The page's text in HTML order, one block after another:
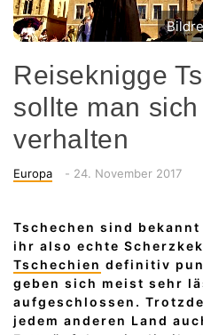
Reiseknigge
sollte man
verhalten
Categories
Europa - Posted
24. November 2017
Tschechen sind
ihr also echte
Tschechien definitiv
geben sich meist sehr
aufgeschlossen.
jedem anderen Land